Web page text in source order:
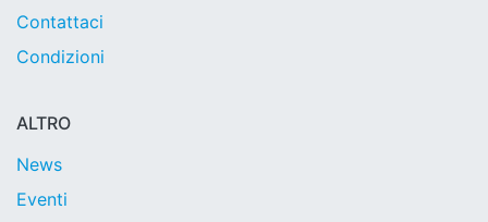
Contattaci
Condizioni
ALTRO
News
Eventi